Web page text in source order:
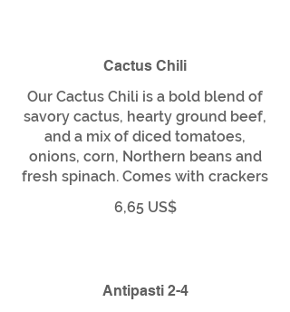
Cactus Chili
Our Cactus Chili is a bold blend of
savory cactus, hearty ground beef,
and a mix of diced tomatoes,
onions, corn, Northern beans and
fresh spinach. Comes with crackers
6,65 US$
Antipasti 2-4